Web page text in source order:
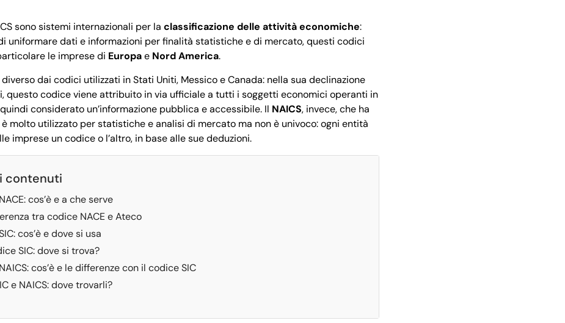
sono sistemi internazionali per la classificazione delle attività economiche:
uniformare dati e informazioni per finalità statistiche e di mercato, questi codici
le imprese di Europae Nord America.
dai codici utilizzati in Stati Uniti, Messico e Canada: nella sua declinazione
questo codice viene attribuito in via ufficiale a tutti i soggetti economici operanti in
considerato un’informazione pubblica e accessibile. Il NAICS, invece, che ha
è molto utilizzato per statistiche e analisi di mercato ma non è univoco: ogni entità
imprese un codice o l’altro, in base alle sue deduzioni.
contenuti
cos’è e a che serve
tra codice NACE e Ateco
cos’è e dove si usa
SIC: dove si trova?
cos’è e le differenze con il codice SIC
e NAICS: dove trovarli?